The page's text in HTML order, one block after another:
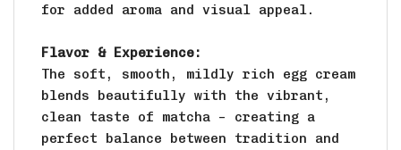
for added aroma and visual appeal.
Flavor & Experience:
The soft, smooth, mildly rich egg cream
blends beautifully with the vibrant,
clean taste of matcha – creating a
perfect balance between tradition and